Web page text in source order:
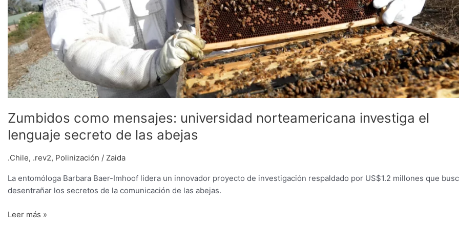
Zumbidos como mensajes: universidad norteamericana investiga el
lenguaje secreto de las abejas
.Chile, .rev2, Polinización / Zaida
La entomóloga Barbara Baer-Imhoof lidera un innovador proyecto de investigación respaldado por US$1.2 millones que
desentrañar los secretos de la comunicación de las abejas.
Leer más »